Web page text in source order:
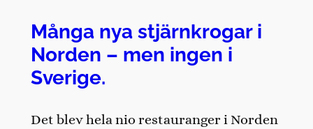
Många nya stjärnkrogar i
Norden – men ingen i
Sverige.
Det blev hela nio restauranger i Norden